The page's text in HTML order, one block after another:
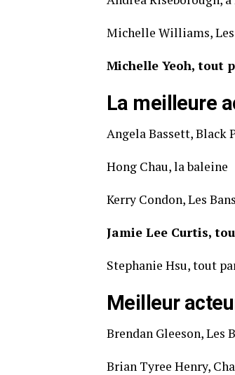
Michelle Williams,
Michelle Yeoh, tout
La meilleure
Angela Bassett, Black
Hong Chau, la baleine
Kerry Condon, Les
Jamie Lee Curtis,
Stephanie Hsu, tout
Meilleur
Brendan Gleeson, Les
Brian Tyree Henry,